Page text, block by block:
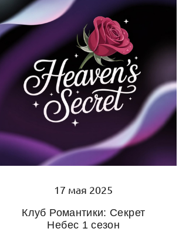
17 мая 2025
Клуб Романтики: Секрет
Небес 1 сезон